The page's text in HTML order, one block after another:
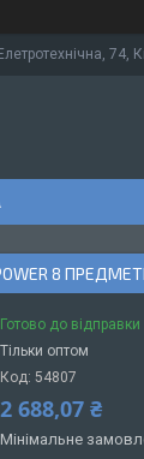
74,
8
Готово до відправки
Тільки оптом
Код: 54807
2 688,07 ₴
Мінімальне